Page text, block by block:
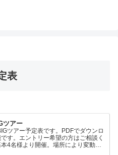
表
ツアー
ツアー予定表です。PDFでダウンロ
す。エントリー希望の方はご相談く
4名様より開催。場所により変動あ